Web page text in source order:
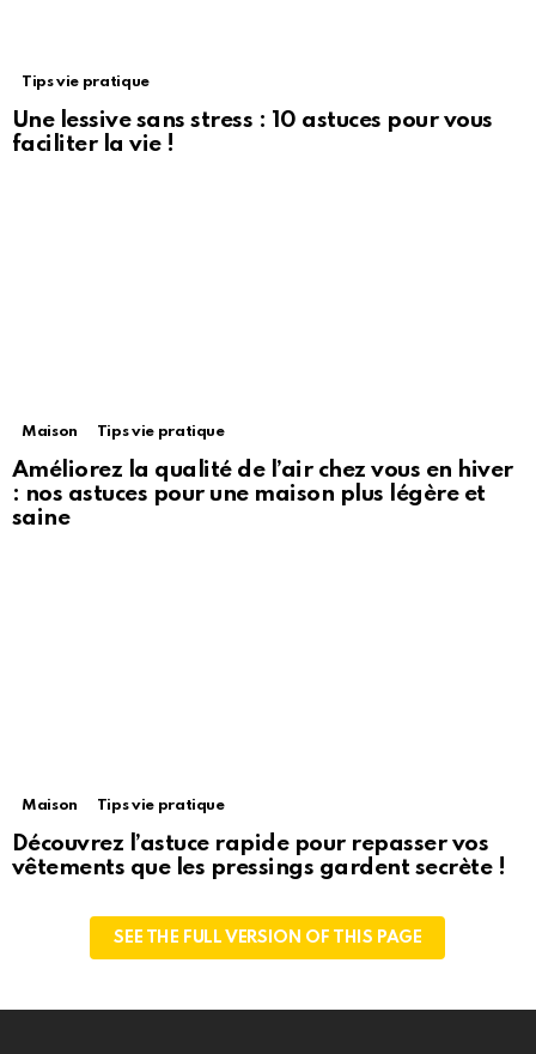
Tips vie pratique
Une lessive sans stress : 10 astuces pour vous
faciliter la vie !
Maison Tips vie pratique
Améliorez la qualité de l’air chez vous en hiver
: nos astuces pour une maison plus légère et
saine
Maison Tips vie pratique
Découvrez l’astuce rapide pour repasser vos
vêtements que les pressings gardent secrète !
SEE THE FULL VERSION OF THIS PAGE